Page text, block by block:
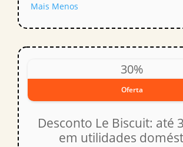
Mais Menos
30%
Oferta
Desconto Le Biscuit: até
em utilidades